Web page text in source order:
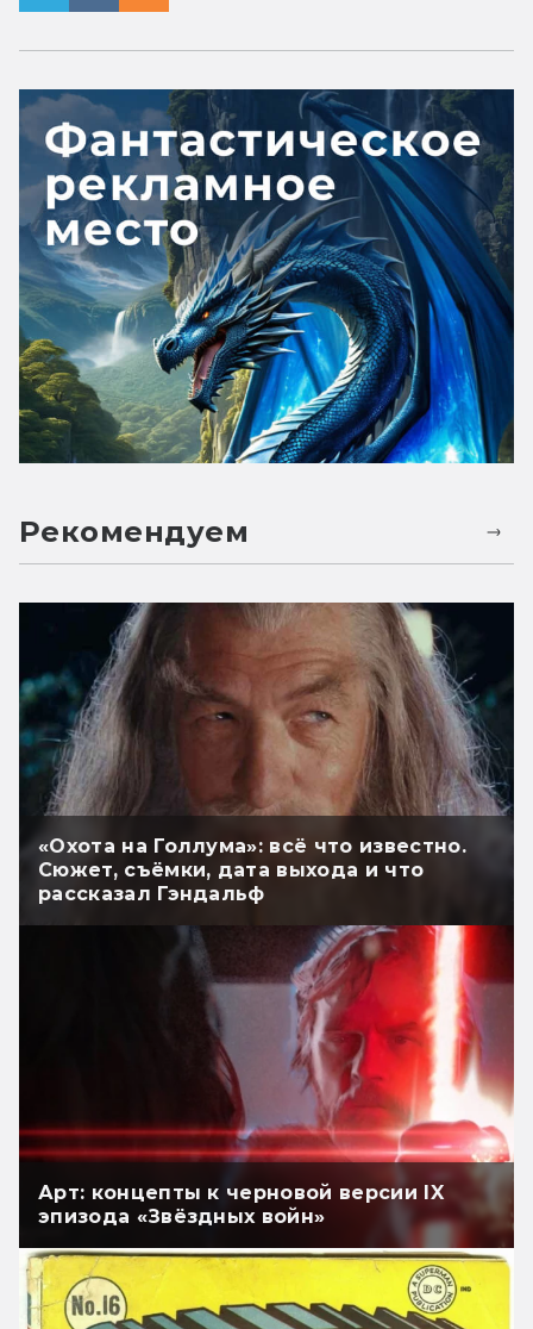
Рекомендуем
«Охота на Голлума»: всё что известно.
Сюжет, съёмки, дата выхода и что
рассказал Гэндальф
Арт: концепты к черновой версии IX
эпизода «Звёздных войн»